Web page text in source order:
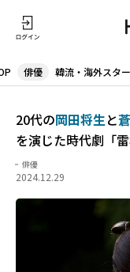
俳優 韓流・海外スター
20代の岡田将生と
を演じた時代劇「雷
俳優
2024.12.29